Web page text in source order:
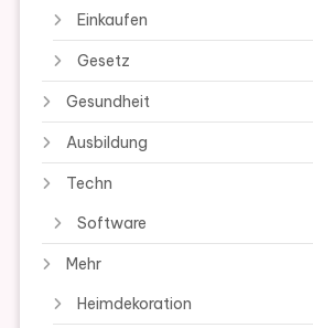
Einkaufen
Gesetz
Gesundheit
Ausbildung
Techn
Software
Mehr
Heimdekoration